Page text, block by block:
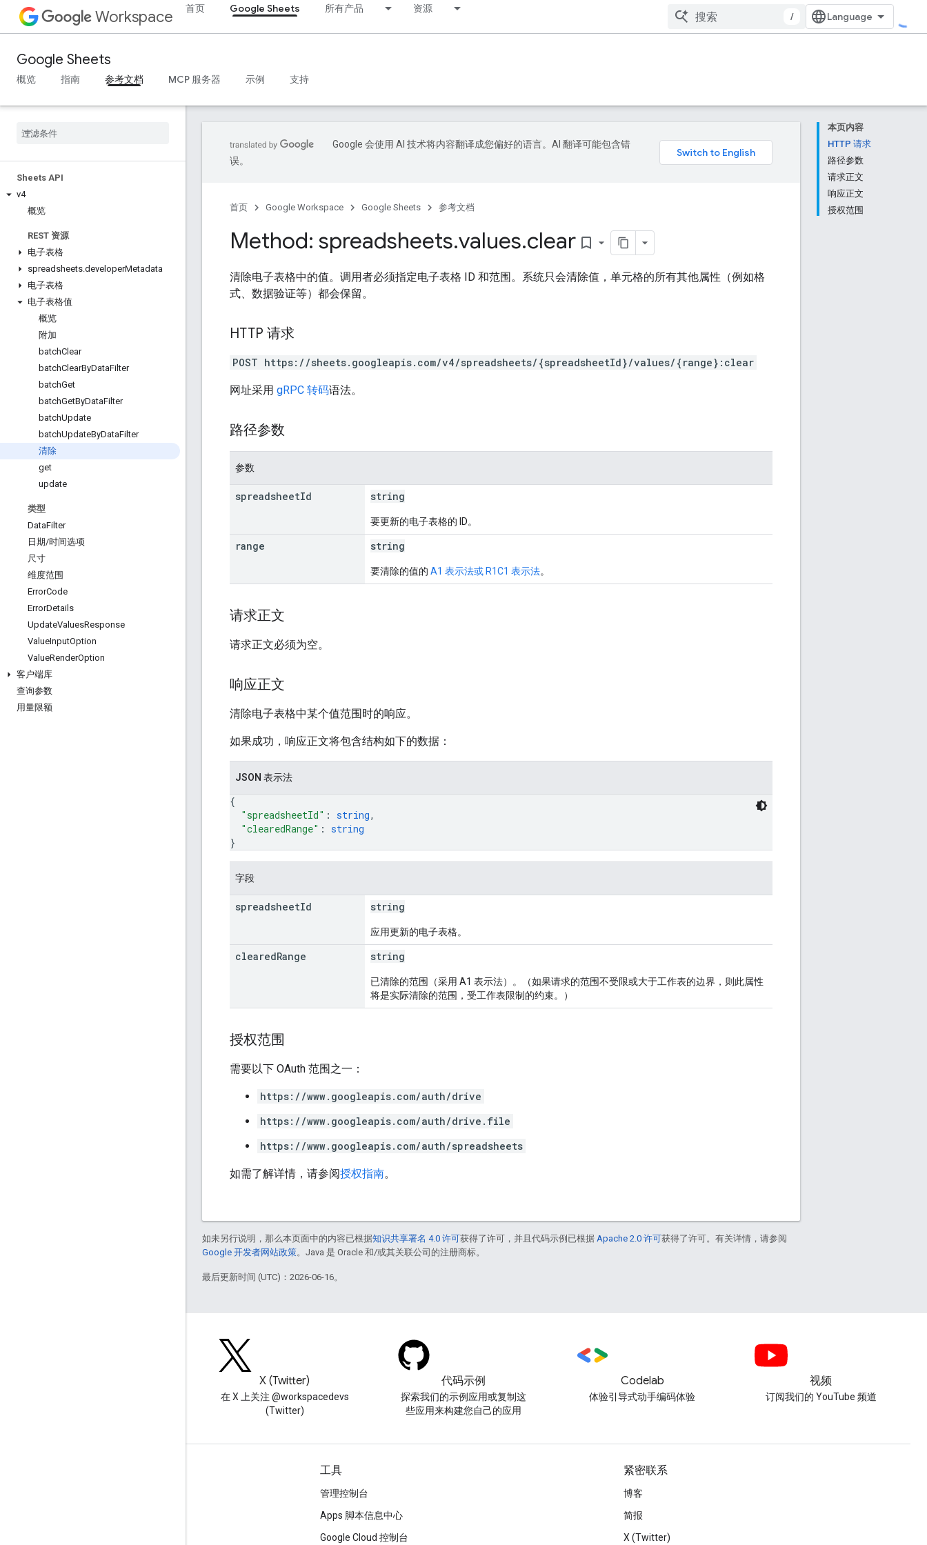
Workspace 首页 Google Sheets 所有产品 资源
/
Google Sheets
概览 指南 参考文档 MCP 服务器 示例 支持
Sheets API
v4
概览
REST 资源
电子表格
spreadsheets.developerMetadata
电子表格
电子表格值
概览
附加
batchClear
batchClearByDataFilter
batchGet
batchGetByDataFilter
batchUpdate
batchUpdateByDataFilter
清除
get
update
类型
DataFilter
日期/时间选项
尺寸
维度范围
ErrorCode
ErrorDetails
UpdateValuesResponse
ValueInputOption
ValueRenderOption
客户端库
查询参数
用量限额
本页内容
HTTP 请求
路径参数
请求正文
响应正文
授权范围
Google 会使用 AI 技术将内容翻译成您偏好的语言。AI 翻译可能包含错
误。
首页 Google Workspace Google Sheets 参考文档
Method: spreadsheets.values.clear bookmark_border
清除电子表格中的值。调用者必须指定电子表格 ID 和范围。系统只会清除值，单元格的所有其他属性（例如格
式、数据验证等）都会保留。
HTTP 请求
POST https://sheets.googleapis.com/v4/spreadsheets/{spreadsheetId}/values/{range}:clear
网址采用 gRPC 转码语法。
路径参数
参数
spreadsheetId string
要更新的电子表格的 ID。
range string
要清除的值的 A1 表示法或 R1C1 表示法。
请求正文
请求正文必须为空。
响应正文
清除电子表格中某个值范围时的响应。
如果成功，响应正文将包含结构如下的数据：
JSON 表示法
{
"spreadsheetId" : string,
"clearedRange" : string
}
字段
spreadsheetId string
应用更新的电子表格。
clearedRange string
已清除的范围（采用 A1 表示法）。（如果请求的范围不受限或大于工作表的边界，则此属性
将是实际清除的范围，受工作表限制的约束。）
授权范围
需要以下 OAuth 范围之一：
https://www.googleapis.com/auth/drive
https://www.googleapis.com/auth/drive.file
https://www.googleapis.com/auth/spreadsheets
如需了解详情，请参阅授权指南。
如未另行说明，那么本页面中的内容已根据知识共享署名 4.0 许可获得了许可，并且代码示例已根据 Apache 2.0 许可获得了许可。有关详情，请参阅
Google 开发者网站政策。Java 是 Oracle 和/或其关联公司的注册商标。
最后更新时间 (UTC)：2026-06-16。
X (Twitter)
在 X 上关注 @workspacedevs
(Twitter)
代码示例
探索我们的示例应用或复制这
些应用来构建您自己的应用
Codelab
体验引导式动手编码体验
视频
订阅我们的 YouTube 频道
工具
管理控制台
Apps 脚本信息中心
Google Cloud 控制台
紧密联系
博客
简报
X (Twitter)